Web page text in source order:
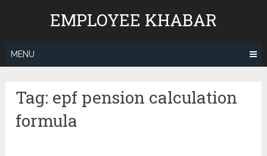
EMPLOYEE KHABAR
MENU
Tag: epf pension calculation
formula